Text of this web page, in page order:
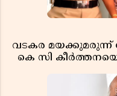
വടകര
കെ സി കീർത്തനയെ